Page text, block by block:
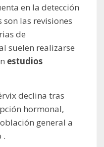
en la detección
las revisiones
de
suelen realizarse
estudios
declina tras
hormonal,
general a
.